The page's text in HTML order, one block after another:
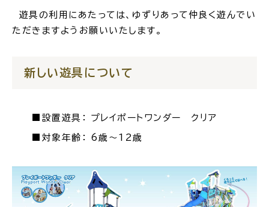
ふるさと納税
場面から
遊具の利用にあたっては、ゆずりあって仲良く遊んでい
ただきますようお願いいたします。
新しい遊具について
■設置遊具： プレイポートワンダー クリア
■対象年齢： 6歳～12歳